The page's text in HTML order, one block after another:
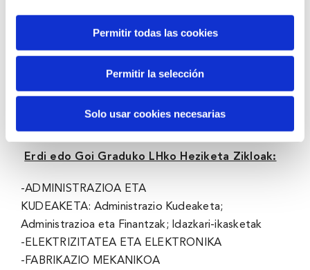
Permitir todas las cookies
Permitir la selección
Solo usar cookies necesarias
-BIZIENTZIAK (BIOLOGIA, BIOKIMIKA,
BIOTEKNOLOGIA)
-FARMAZIA
-INGENIERITZA: Industria; Elektrikoa;
Elektronikoa; Kimikoa; Informatika;
Erdi edo Goi Graduko LHko Heziketa Zikloak:
-ADMINISTRAZIOA ETA
KUDEAKETA: Administrazio Kudeaketa;
Administrazioa eta Finantzak; Idazkari-ikasketak
-ELEKTRIZITATEA ETA ELEKTRONIKA
-FABRIKAZIO MEKANIKOA